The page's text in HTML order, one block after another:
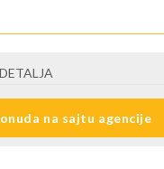
jedinici prema opisu -
na destinaciji, plaćaju
na sajtu agencije